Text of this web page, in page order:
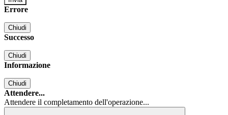
Errore
Chiudi
Successo
Chiudi
Informazione
Chiudi
Attendere...
Attendere il completamento dell'operazione...